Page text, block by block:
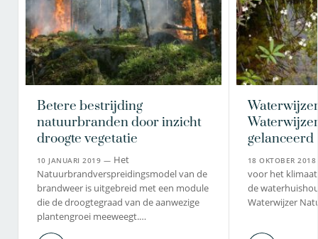
Betere bestrijding
natuurbranden door inzicht
droogte vegetatie
10 JANUARI 2019 — Het
Natuurbrandverspreidingsmodel van de
brandweer is uitgebreid met een module
die de droogtegraad van de aanwezige
plantengroei meeweegt.…
gelanceerd
18 OKTOBER
voor het
de
Waterwijzer